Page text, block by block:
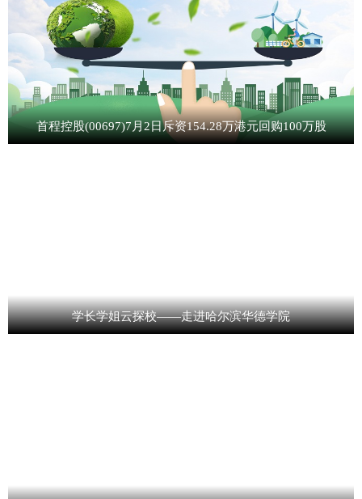
首程控股(00697)7月2日斥资154.28万港元回购100万股
学长学姐云探校——走进哈尔滨华德学院